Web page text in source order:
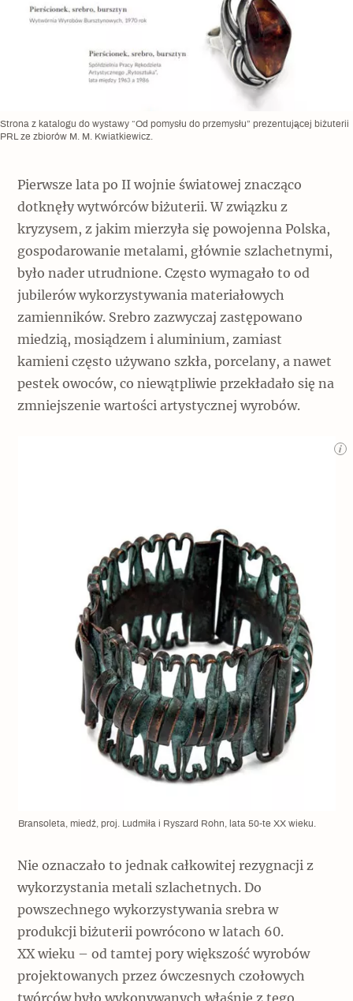
Strona z katalogu do wystawy “Od pomysłu do przemysłu” prezentującej biżuterii
PRL ze zbiorów M. M. Kwiatkiewicz.
Pierwsze lata po II wojnie światowej znacząco
dotknęły wytwórców biżuterii. W związku z
kryzysem, z jakim mierzyła się powojenna Polska,
gospodarowanie metalami, głównie szlachetnymi,
było nader utrudnione. Często wymagało to od
jubilerów wykorzystywania materiałowych
zamienników. Srebro zazwyczaj zastępowano
miedzią, mosiądzem i aluminium, zamiast
kamieni często używano szkła, porcelany, a nawet
pestek owoców, co niewątpliwie przekładało się na
zmniejszenie wartości artystycznej wyrobów.
Bransoleta, miedź, proj. Ludmiła i Ryszard Rohn, lata 50-te XX wieku.
Nie oznaczało to jednak całkowitej rezygnacji z
wykorzystania metali szlachetnych. Do
powszechnego wykorzystywania srebra w
produkcji biżuterii powrócono w latach 60.
XX wieku – od tamtej pory większość wyrobów
projektowanych przez ówczesnych czołowych
twórców było wykonywanych właśnie z tego